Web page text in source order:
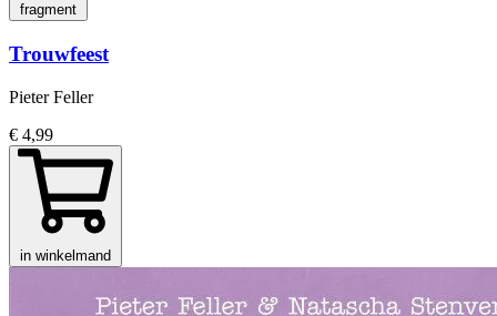
fragment
Trouwfeest
Pieter Feller
€ 4,99
in winkelmand